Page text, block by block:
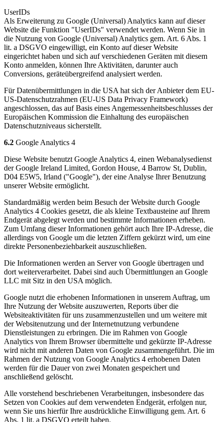
UserIDs
Als Erweiterung zu Google (Universal) Analytics kann auf dieser
Website die Funktion "UserIDs" verwendet werden. Wenn Sie in
die Nutzung von Google (Universal) Analytics gem. Art. 6 Abs. 1
lit. a DSGVO eingewilligt, ein Konto auf dieser Website
eingerichtet haben und sich auf verschiedenen Geräten mit diesem
Konto anmelden, können Ihre Aktivitäten, darunter auch
Conversions, geräteübergreifend analysiert werden.
Für Datenübermittlungen in die USA hat sich der Anbieter dem EU-
US-Datenschutzrahmen (EU-US Data Privacy Framework)
angeschlossen, das auf Basis eines Angemessenheitsbeschlusses der
Europäischen Kommission die Einhaltung des europäischen
Datenschutzniveaus sicherstellt.
6.2 Google Analytics 4
Diese Website benutzt Google Analytics 4, einen Webanalysedienst
der Google Ireland Limited, Gordon House, 4 Barrow St, Dublin,
D04 E5W5, Irland ("Google"), der eine Analyse Ihrer Benutzung
unserer Website ermöglicht.
Standardmäßig werden beim Besuch der Website durch Google
Analytics 4 Cookies gesetzt, die als kleine Textbausteine auf Ihrem
Endgerät abgelegt werden und bestimmte Informationen erheben.
Zum Umfang dieser Informationen gehört auch Ihre IP-Adresse, die
allerdings von Google um die letzten Ziffern gekürzt wird, um eine
direkte Personenbeziehbarkeit auszuschließen.
Die Informationen werden an Server von Google übertragen und
dort weiterverarbeitet. Dabei sind auch Übermittlungen an Google
LLC mit Sitz in den USA möglich.
Google nutzt die erhobenen Informationen in unserem Auftrag, um
Ihre Nutzung der Website auszuwerten, Reports über die
Websiteaktivitäten für uns zusammenzustellen und um weitere mit
der Websitenutzung und der Internetnutzung verbundene
Dienstleistungen zu erbringen. Die im Rahmen von Google
Analytics von Ihrem Browser übermittelte und gekürzte IP-Adresse
wird nicht mit anderen Daten von Google zusammengeführt. Die im
Rahmen der Nutzung von Google Analytics 4 erhobenen Daten
werden für die Dauer von zwei Monaten gespeichert und
anschließend gelöscht.
Alle vorstehend beschriebenen Verarbeitungen, insbesondere das
Setzen von Cookies auf dem verwendeten Endgerät, erfolgen nur,
wenn Sie uns hierfür Ihre ausdrückliche Einwilligung gem. Art. 6
Abs. 1 lit. a DSGVO erteilt haben.